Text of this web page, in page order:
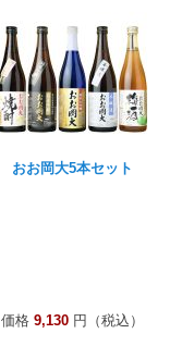
おお岡大5本セット
価格 9,130円（税込）